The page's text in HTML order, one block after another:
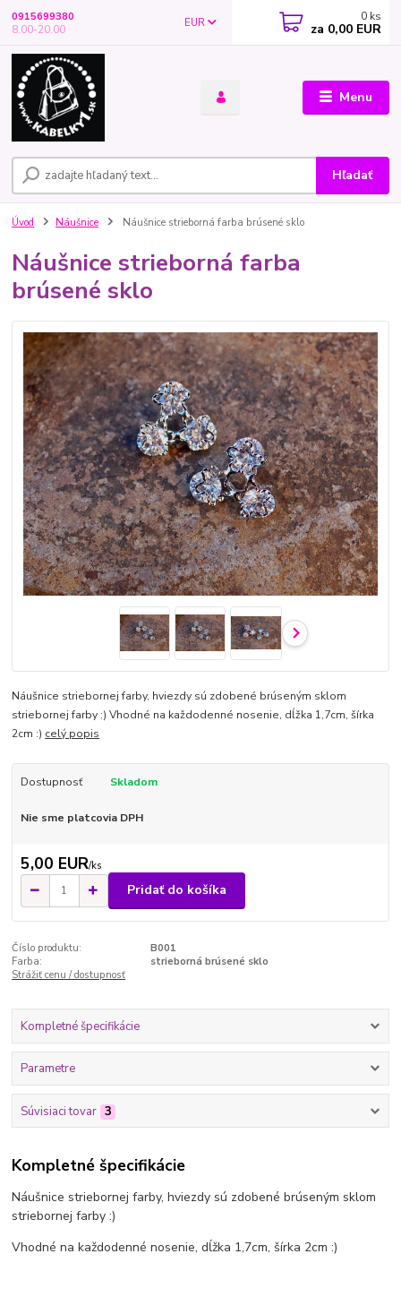
Menu
EUR
Hľadať
0915699380
8.00-20.00
0 ks
za 0,00 EUR
Úvod Náušnice Náušnice strieborná farba brúsené sklo
Náušnice strieborná farba
brúsené sklo
Náušnice striebornej farby, hviezdy sú zdobené brúseným sklom
striebornej farby :) Vhodné na každodenné nosenie, dĺžka 1,7cm, šírka
2cm :) celý popis
Dostupnosť Skladom
Nie sme platcovia DPH
5,00 EUR/ks
Pridať do košíka
Číslo produktu:
B001
Farba:
strieborná brúsené sklo
Strážiť cenu / dostupnosť
Kompletné špecifikácie
Parametre
Súvisiaci tovar 3
Kompletné špecifikácie
Náušnice striebornej farby, hviezdy sú zdobené brúseným sklom
striebornej farby :)
Vhodné na každodenné nosenie, dĺžka 1,7cm, šírka 2cm :)